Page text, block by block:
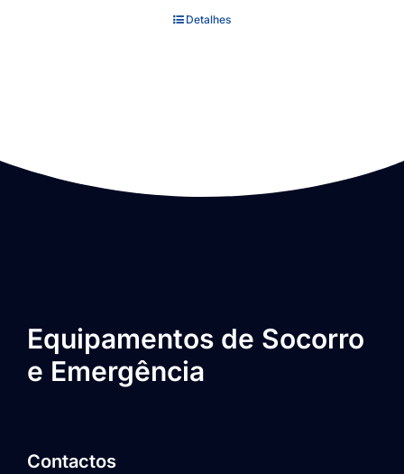
Detalhes
Equipamentos de Socorro
e Emergência
Contactos